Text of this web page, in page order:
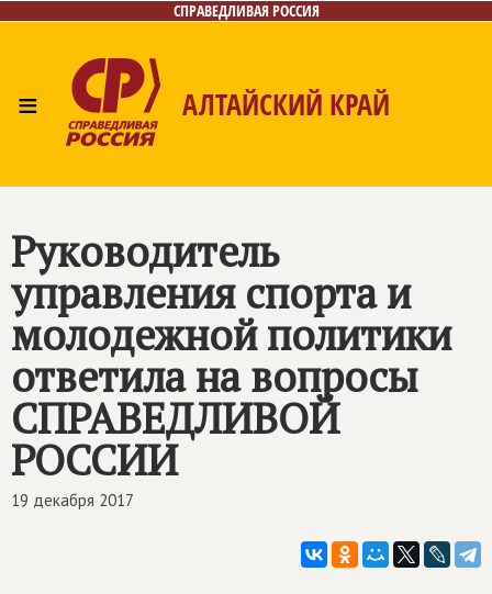
СПРАВЕДЛИВАЯ РОССИЯ
≡ АЛТАЙСКИЙ КРАЙ
Руководитель
управления спорта и
молодежной политики
ответила на вопросы
СПРАВЕДЛИВОЙ
РОССИИ
19 декабря 2017